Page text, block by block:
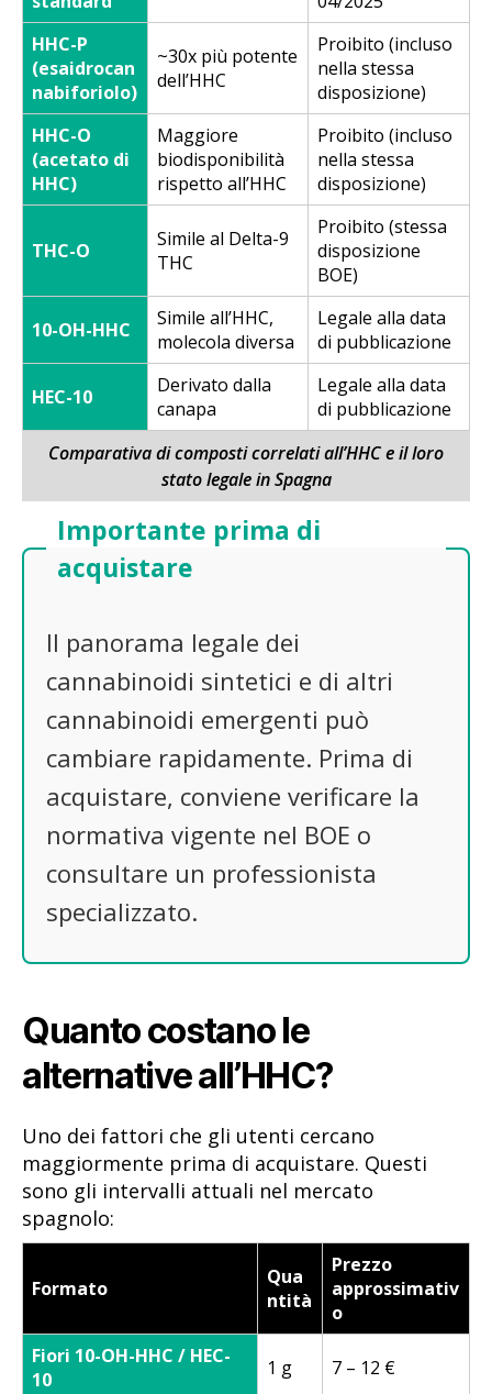
Comparativa di composti correlati all’HHC e il loro
stato legale in Spagna
HHC-P
(esaidrocan
nabiforiolo)
~30x più potente
dell’HHC
Proibito (incluso
nella stessa
disposizione)
HHC-O
(acetato di
HHC)
Maggiore
biodisponibilità
rispetto all’HHC
Proibito (incluso
nella stessa
disposizione)
THC-O
Simile al Delta-9
THC
Proibito (stessa
disposizione
BOE)
10-OH-HHC
Simile all’HHC,
molecola diversa
Legale alla data
di pubblicazione
HEC-10
Derivato dalla
canapa
Legale alla data
di pubblicazione
Importante prima di
acquistare
Il panorama legale dei
cannabinoidi sintetici e di altri
cannabinoidi emergenti può
cambiare rapidamente. Prima di
acquistare, conviene verificare la
normativa vigente nel BOE o
consultare un professionista
specializzato.
Quanto costano le
alternative all’HHC?
Uno dei fattori che gli utenti cercano
maggiormente prima di acquistare. Questi
sono gli intervalli attuali nel mercato
spagnolo:
Formato
Qua
ntità
Prezzo
approssimativ
o
Fiori 10-OH-HHC / HEC-
10
1 g 7 – 12 €